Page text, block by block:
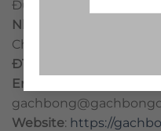
Đức, Tỉnh Quảng Ngãi
Nhà máy miền trung:
Chánh, Huyện Mộ Đức,
ĐT
Email
Website: https://